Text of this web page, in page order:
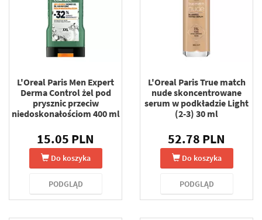
L'Oreal Paris Men Expert
Derma Control żel pod
prysznic przeciw
niedoskonałościom 400 ml
15.05 PLN
Do koszyka
PODGLĄD
L'Oreal Paris True match
nude skoncentrowane
serum w podkładzie Light
(2-3) 30 ml
52.78 PLN
Do koszyka
PODGLĄD